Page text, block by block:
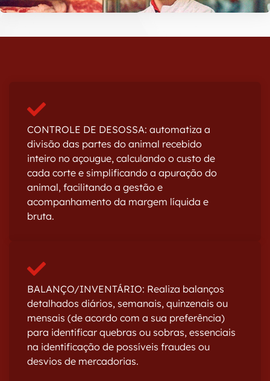
CONTROLE DE DESOSSA: automatiza a
divisão das partes do animal recebido
inteiro no açougue, calculando o custo de
cada corte e simplificando a apuração do
animal, facilitando a gestão e
acompanhamento da margem líquida e
bruta.
BALANÇO/INVENTÁRIO: Realiza balanços
detalhados diários, semanais, quinzenais ou
mensais (de acordo com a sua preferência)
para identificar quebras ou sobras, essenciais
na identificação de possíveis fraudes ou
desvios de mercadorias.